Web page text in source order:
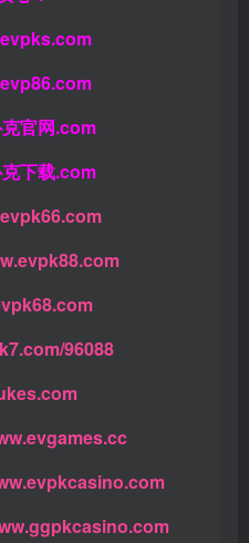
官网.com
下载.com
96088